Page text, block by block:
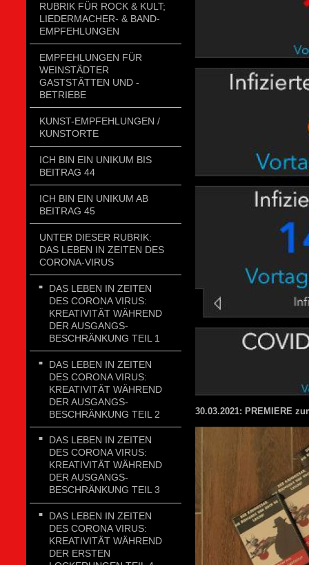
RUBRIK FÜR ROCK & KULT;
LIEDERMACHER- & BAND-
EMPFEHLUNGEN
EMPFEHLUNGEN FÜR
WEINSTÄDTER
GASTSTÄTTEN UND -
BETRIEBE
KUNST-EMPFEHLUNGEN /
KUNSTORTE
ICH BIN EIN UNIKUM BIS
BEITRAG 44
ICH BIN EIN UNIKUM AB
BEITRAG 45
UNTER DIESER RUBRIK:
DAS LEBEN IN ZEITEN DES
CORONA-VIRUS
DAS LEBEN IN ZEITEN
DES CORONA VIRUS:
KREATIVITÄT WÄHREND
DER AUSGANGS-
BESCHRÄNKUNG TEIL 1
DAS LEBEN IN ZEITEN
DES CORONA VIRUS:
KREATIVITÄT WÄHREND
DER AUSGANGS-
BESCHRÄNKUNG TEIL 2
DAS LEBEN IN ZEITEN
DES CORONA VIRUS:
KREATIVITÄT WÄHREND
DER AUSGANGS-
BESCHRÄNKUNG TEIL 3
DAS LEBEN IN ZEITEN
DES CORONA VIRUS:
KREATIVITÄT WÄHREND
DER ERSTEN
30.03.2021: PREMIERE